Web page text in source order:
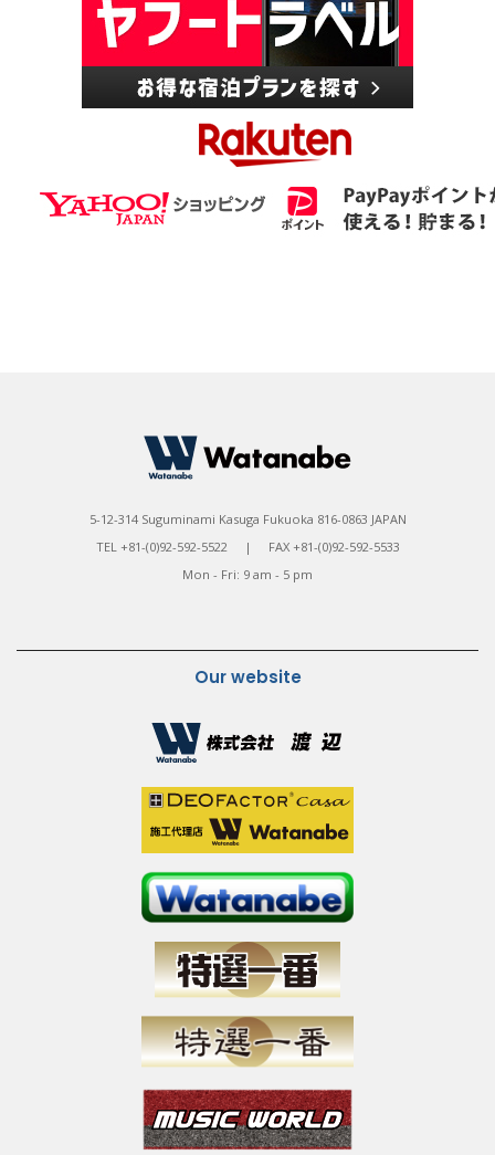
5-12-314 Suguminami Kasuga Fukuoka 816-0863 JAPAN
TEL +81-(0)92-592-5522 | FAX +81-(0)92-592-5533
Mon - Fri: 9 am - 5 pm
Our website